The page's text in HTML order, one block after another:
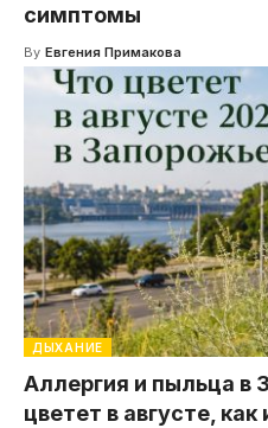
симптомы
By Евгения Примакова
ДЫХАНИЕ
Аллергия и пыльца в
цветет в августе,